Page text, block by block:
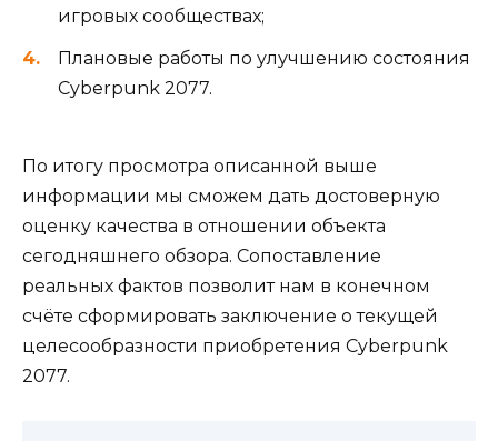
игровых сообществах;
Плановые работы по улучшению состояния
Cyberpunk 2077.
По итогу просмотра описанной выше
информации мы сможем дать достоверную
оценку качества в отношении объекта
сегодняшнего обзора. Сопоставление
реальных фактов позволит нам в конечном
счёте сформировать заключение о текущей
целесообразности приобретения Cyberpunk
2077.